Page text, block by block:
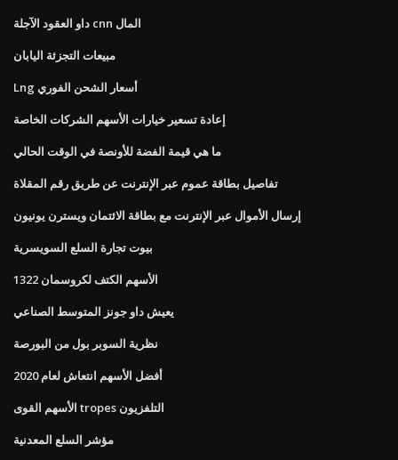
داو العقود الآجلة cnn المال
مبيعات التجزئة اليابان
Lng أسعار الشحن الفوري
إعادة تسعير خيارات الأسهم الشركات الخاصة
ما هي قيمة الفضة للأونصة في الوقت الحالي
تفاصيل بطاقة عموم عبر الإنترنت عن طريق رقم المقلاة
إرسال الأموال عبر الإنترنت مع بطاقة الائتمان ويسترن يونيون
بيوت تجارة السلع السويسرية
الأسهم الكتف لكروسمان 1322
يعيش داو جونز المتوسط ​​الصناعي
نظرية السوبر بول من البورصة
أفضل الأسهم انتعاش لعام 2020
الأسهم القوى tropes التلفزيون
مؤشر السلع المعدنية